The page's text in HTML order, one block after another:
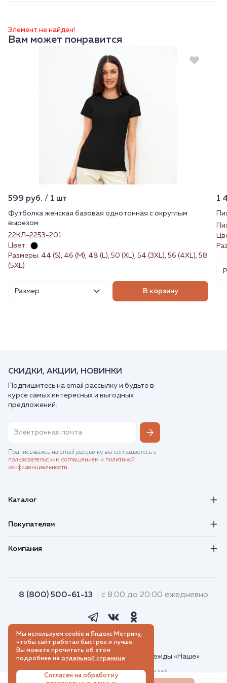
Элемент не найден!
Вам может понравится
599 руб. / 1 шт
Футболка женская базовая однотонная с округлым
вырезом
22КЛ-2253-201
Цвет:
Размеры: 44 (S), 46 (M), 48 (L), 50 (XL), 54 (3XL), 56 (4XL), 58
(5XL)
Размер В корзину
1
СКИДКИ, АКЦИИ, НОВИНКИ
Подпишитесь на email рассылку и будьте в
курсе самых интересных и выгодных
предложений.
Подписываясь на email рассылку вы соглашаетесь с
пользовательским соглашением и политикой
конфиденциальности.
Каталог
Покупателям
Компания
8 (800) 500-61-13 с 8:00 до 20:00 ежедневно
© 2018–2026. Интернет-магазин одежды «Наше»
Пользовательское соглашение
Мы используем cookie и Яндекс Метрику,
чтобы сайт работал быстрее и лучше.
Вы можете прочитать об этом
подробнее на отдельной странице
Согласен на обработку